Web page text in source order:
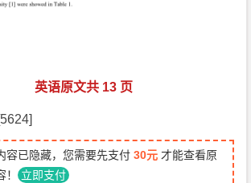
英语原文共 13 页
容已隐藏，您需要先支付30元 才能查看原
！ 立即支付